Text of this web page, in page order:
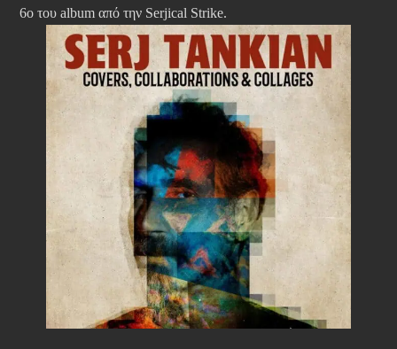
6ο του album από την Serjical Strike.